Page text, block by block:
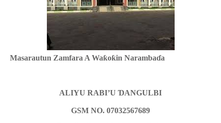
Masarautun Zamfara A Waƙoƙin Narambaɗa
ALIYU RABI’U ƊANGULBI
GSM NO. 07032567689